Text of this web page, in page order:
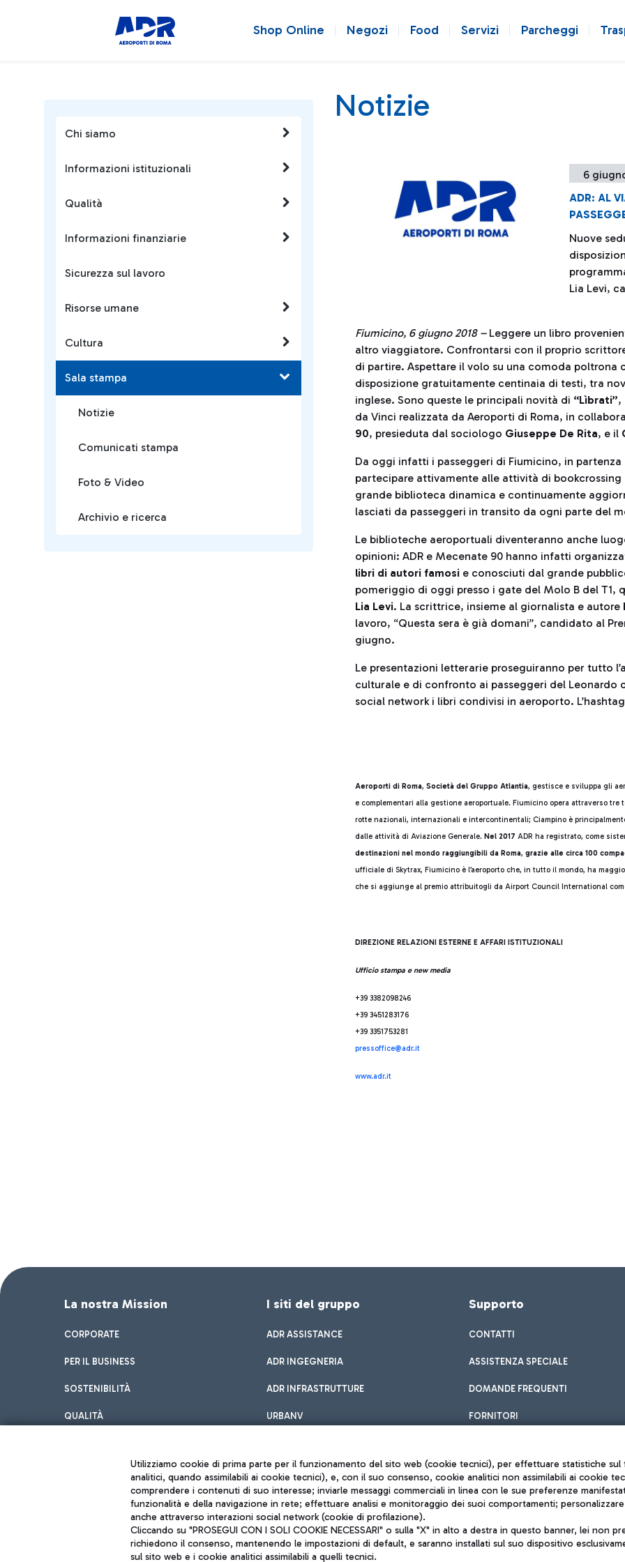
Shop Online Negozi Food Servizi Parcheggi
Chi siamo
Informazioni istituzionali
Qualità
Informazioni finanziarie
Sicurezza sul lavoro
Risorse umane
Cultura
Sala stampa
Notizie
Comunicati stampa
Foto & Video
Archivio e ricerca
Notizie
6
ADR: AL
Nuove
Lia Levi,
Fiumicino, 6 giugno 2018 – Leggere un libro
altro viaggiatore. Confrontarsi con il proprio
di partire. Aspettare il volo su una comoda poltrona
disposizione gratuitamente centinaia di testi, tra
inglese. Sono queste le principali novità di “Lìbrati”,
da Vinci realizzata da Aeroporti di Roma, in
90, presieduta dal sociologo Giuseppe De Rita, e il
Da oggi infatti i passeggeri di Fiumicino, in
partecipare attivamente alle attività di
grande biblioteca dinamica e continuamente
lasciati da passeggeri in transito da ogni parte del
Le biblioteche aeroportuali diventeranno anche
opinioni: ADR e Mecenate 90 hanno infatti
libri di autori famosi e conosciuti dal grande
pomeriggio di oggi presso i gate del Molo B del
Lia Levi. La scrittrice, insieme al giornalista e autore
lavoro, “Questa sera è già domani”, candidato al
giugno.
Le presentazioni letterarie proseguiranno per tutto
culturale e di confronto ai passeggeri del Leonardo
social network i libri condivisi in aeroporto.
Aeroporti di Roma, Società del Gruppo Atlantia, gestisce e sviluppa gli
e complementari alla gestione aeroportuale. Fiumicino opera attraverso
rotte nazionali, internazionali e intercontinentali; Ciampino è
dalle attività di Aviazione Generale. Nel 2017 ADR ha registrato, come
destinazioni nel mondo raggiungibili da Roma, grazie alle circa 100
ufficiale di Skytrax, Fiumicino è l’aeroporto che, in tutto il mondo, ha
che si aggiunge al premio attribuitogli da Airport Council International
DIREZIONE RELAZIONI ESTERNE E AFFARI ISTITUZIONALI
Ufficio stampa e new media
+39 3382098246
+39 3451283176
+39 3351753281
pressoffice@adr.it
www.adr.it
La nostra Mission
CORPORATE
PER IL BUSINESS
SOSTENIBILITÀ
QUALITÀ
I siti del gruppo
ADR ASSISTANCE
ADR INGEGNERIA
ADR INFRASTRUTTURE
URBANV
Supporto
CONTATTI
ASSISTENZA SPECIALE
DOMANDE FREQUENTI
FORNITORI
Aeroporti di Roma S.p.A. - Società soggetta a direzione e coordinamento di Mundys S.p.A.
Note legali
Mappa sito
Utilizziamo cookie di prima parte per il funzionamento del sito web (cookie tecnici), per effettuare statistiche
analitici, quando assimilabili ai cookie tecnici), e, con il suo consenso, cookie analitici non assimilabili ai cookie
comprendere i contenuti di suo interesse; inviarle messaggi commerciali in linea con le sue preferenze
funzionalità e della navigazione in rete; effettuare analisi e monitoraggio dei suoi comportamenti;
anche attraverso interazioni social network (cookie di profilazione).
Cliccando su "PROSEGUI CON I SOLI COOKIE NECESSARI" o sulla "X" in alto a destra in questo banner, lei non
richiedono il consenso, mantenendo le impostazioni di default, e saranno installati sul suo dispositivo
sul sito web e i cookie analitici assimilabili a quelli tecnici.